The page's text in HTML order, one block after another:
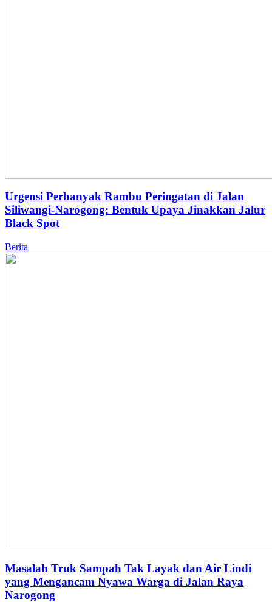
Urgensi Perbanyak Rambu Peringatan di Jalan
Siliwangi-Narogong: Bentuk Upaya Jinakkan Jalur
Black Spot
Berita
Masalah Truk Sampah Tak Layak dan Air Lindi
yang Mengancam Nyawa Warga di Jalan Raya
Narogong